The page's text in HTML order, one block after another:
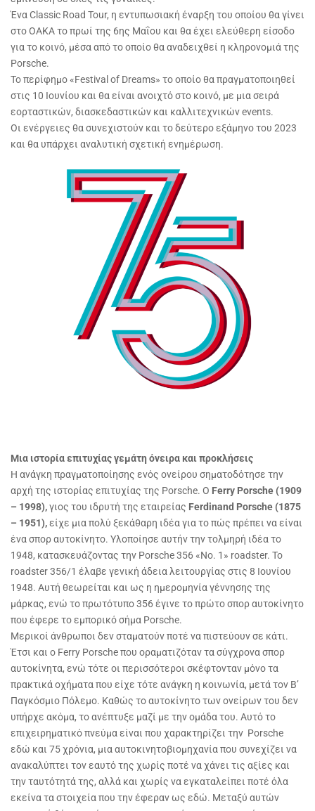
Ένα Classic Road Tour, η εντυπωσιακή έναρξη του οποίου θα γίνει
στο ΟΑΚΑ το πρωί της 6ης Μαΐου και θα έχει ελεύθερη είσοδο
για το κοινό, μέσα από το οποίο θα αναδειχθεί η κληρονομιά της
Porsche.
Το περίφημο «Festival of Dreams» το οποίο θα πραγματοποιηθεί
στις 10 Ιουνίου και θα είναι ανοιχτό στο κοινό, με μια σειρά
εορταστικών, διασκεδαστικών και καλλιτεχνικών events.
Οι ενέργειες θα συνεχιστούν και το δεύτερο εξάμηνο του 2023
και θα υπάρχει αναλυτική σχετική ενημέρωση.
Μια ιστορία επιτυχίας γεμάτη όνειρα και προκλήσεις
Η ανάγκη πραγματοποίησης ενός ονείρου σηματοδότησε την
αρχή της ιστορίας επιτυχίας της Porsche. Ο Ferry Porsche (1909
– 1998),γιος του ιδρυτή της εταιρείας Ferdinand Porsche (1875
– 1951),είχε μια πολύ ξεκάθαρη ιδέα για το πώς πρέπει να είναι
ένα σπορ αυτοκίνητο. Υλοποίησε αυτήν την τολμηρή ιδέα το
1948, κατασκευάζοντας την Porsche 356 «No. 1» roadster. Το
roadster 356/1 έλαβε γενική άδεια λειτουργίας στις 8 Ιουνίου
1948. Αυτή θεωρείται και ως η ημερομηνία γέννησης της
μάρκας, ενώ το πρωτότυπο 356 έγινε το πρώτο σπορ αυτοκίνητο
που έφερε το εμπορικό σήμα Porsche.
Μερικοί άνθρωποι δεν σταματούν ποτέ να πιστεύουν σε κάτι.
Έτσι και ο Ferry Porsche που οραματιζόταν τα σύγχρονα σπορ
αυτοκίνητα, ενώ τότε οι περισσότεροι σκέφτονταν μόνο τα
πρακτικά οχήματα που είχε τότε ανάγκη η κοινωνία, μετά τον Β’
Παγκόσμιο Πόλεμο. Καθώς το αυτοκίνητο των ονείρων του δεν
υπήρχε ακόμα, το ανέπτυξε μαζί με την ομάδα του. Αυτό το
επιχειρηματικό πνεύμα είναι που χαρακτηρίζει την Porsche
εδώ και 75 χρόνια, μια αυτοκινητοβιομηχανία που συνεχίζει να
ανακαλύπτει τον εαυτό της χωρίς ποτέ να χάνει τις αξίες και
την ταυτότητά της, αλλά και χωρίς να εγκαταλείπει ποτέ όλα
εκείνα τα στοιχεία που την έφεραν ως εδώ. Μεταξύ αυτών